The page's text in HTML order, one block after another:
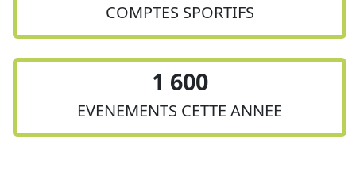
COMPTES SPORTIFS
1 600
EVENEMENTS CETTE ANNEE